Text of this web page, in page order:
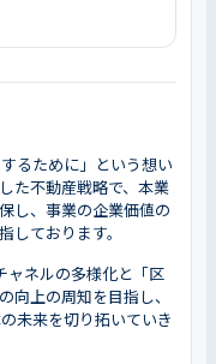
るために」という想い
た不動産戦略で、本業
し、事業の企業価値の
しております。
ャネルの多様化と「区
向上の周知を目指し、
未来を切り拓いていき